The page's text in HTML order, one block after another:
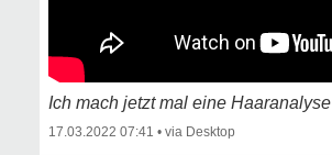
Ich mach jetzt mal eine
17.03.2022 07:41 •